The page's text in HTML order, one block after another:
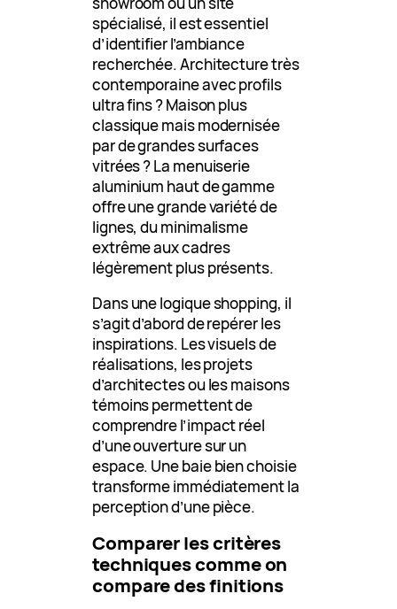
spécialisé, il est essentiel
d’identifier l’ambiance
recherchée. Architecture très
contemporaine avec profils
ultra fins ? Maison plus
classique mais modernisée
par de grandes surfaces
vitrées ? La menuiserie
aluminium haut de gamme
offre une grande variété de
lignes, du minimalisme
extrême aux cadres
légèrement plus présents.
Dans une logique shopping, il
s’agit d’abord de repérer les
inspirations. Les visuels de
réalisations, les projets
d’architectes ou les maisons
témoins permettent de
comprendre l’impact réel
d’une ouverture sur un
espace. Une baie bien choisie
transforme immédiatement la
perception d’une pièce.
Comparer les critères
techniques comme on
compare des finitions